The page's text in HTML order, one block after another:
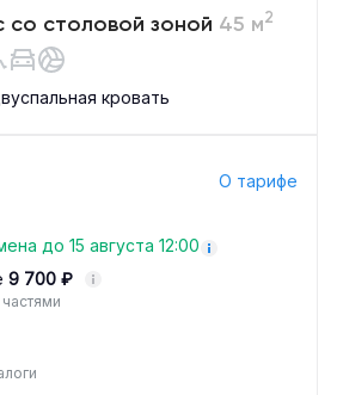
со столовой зоной 45 м2
кровать
О тарифе
до 15 августа 12:00
9 700 ₽